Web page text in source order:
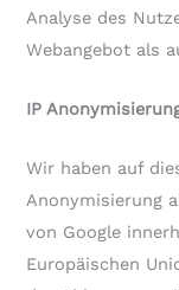
Analyse des
Webangebot als
IP
Wir haben auf
Anonymisierung
von Google
Europäischen